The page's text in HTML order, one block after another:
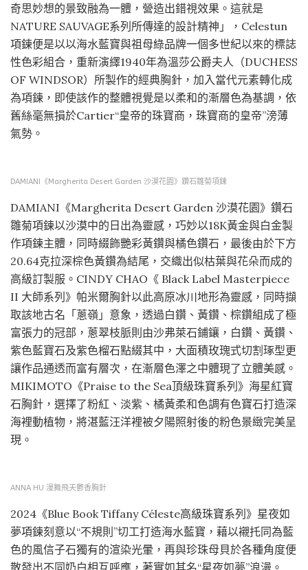
奇思妙想的景致融為一體，營造出錯視效果。這就是
NATURE SAUVAGE系列所傳達的設計精神」，Celestun
項鍊便是以以海水藍寶與祖母綠品牌一個多世紀以來的標誌
性色彩組合，重新演繹1940年為溫莎公爵夫人（DUCHESS
OF WINDSOR）所製作的經典胸針，加入當代元素轉化成
為項鍊，即使該作的整體視覺是以柔和的漸層色為基調，依
舊絲毫無損於Cartier“皇帝的珠寶商，珠寶商的皇帝”滂薄
氣勢。
DAMIANI《Margherita Desert Garden 沙漠花園》鑽石雛菊項鍊
DAMIANI《Margherita Desert Garden 沙漠花園》鑽石
雛菊項鍊以沙漠中的日出為靈感，巧妙以18K黃金與白金製
作項鍊主體，同時綴飾艷彩黃鑽與橘色鑽石，最後由於下方
20.64克拉深棕色黃鑽為結尾，交織出似枯葉與花朵而成的
高級訂製服。CINDY CHAO《 Black Label Masterpiece
II 大師系列》帕米爾胸針以此高原冰川地形為靈感，同時擷
取該地古名「蔥嶺」意象，透過白鑽、黃鑽、棕鑽組成了極
富張力的冠部，蔥翠枝脈則由沙弗萊石鋪鑲，白鑽、黃鑽、
紫色藍寶石及紫色榴石點綴其中，大面積玫瑰式切割琢型更
讓作品通透而富有層次，在漸層色澤之中體現了立體美感。
MIKIMOTO《Praise to the Sea頂級珠寶系列》海星紅寶
石胸針，選擇了粉紅、淡紫、橘黃柔和色調有色寶石打造深
海裡動植物，將湛藍汪洋裡被夕陽照射後的粉色景緻完美呈
現。
ANNA HU 漫舞飛天鬱香胸針
2024《Blue Book Tiffany Céleste高級珠寶系列》星夜如
夢項鍊刻意以“不規則”切工打造海水藍寶，藉以襯托同為藍
色的風信子石獨有的渲染光暈，再與珍珠母貝於各種角度便